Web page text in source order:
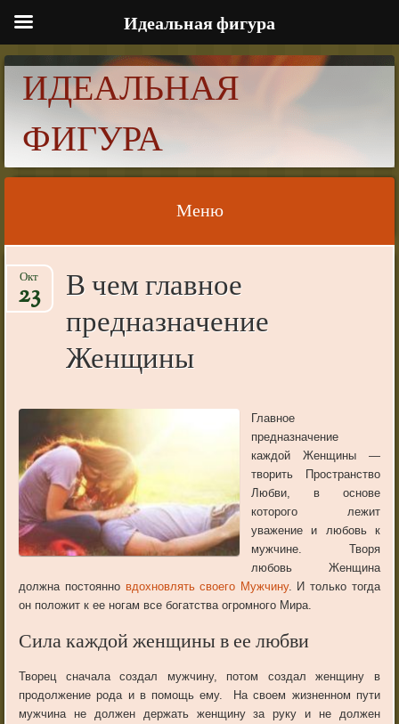
ИДЕАЛЬНАЯ
ФИГУРА
Меню
Skip to content
В чем главное
предназначение
Женщины
Окт
23
Главное
предназначение
каждой Женщины —
творить Пространство
Любви, в основе
которого лежит
уважение и любовь к
мужчине. Творя
любовь Женщина
должна постоянно вдохновлять своего Мужчину. И только тогда
он положит к ее ногам все богатства огромного Мира.
Сила каждой женщины в ее любви
Творец сначала создал мужчину, потом создал женщину в
продолжение рода и в помощь ему. На своем жизненном пути
мужчина не должен держать женщину за руку и не должен
Идеальная фигура